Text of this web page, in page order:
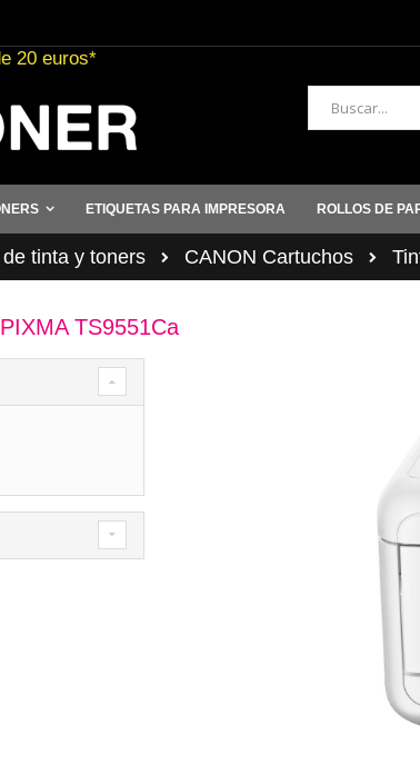
20 euros*
Buscar
ETIQUETAS PARA IMPRESORA ROLLOS DE
tinta y toners CANON Cartuchos
TS9551Ca